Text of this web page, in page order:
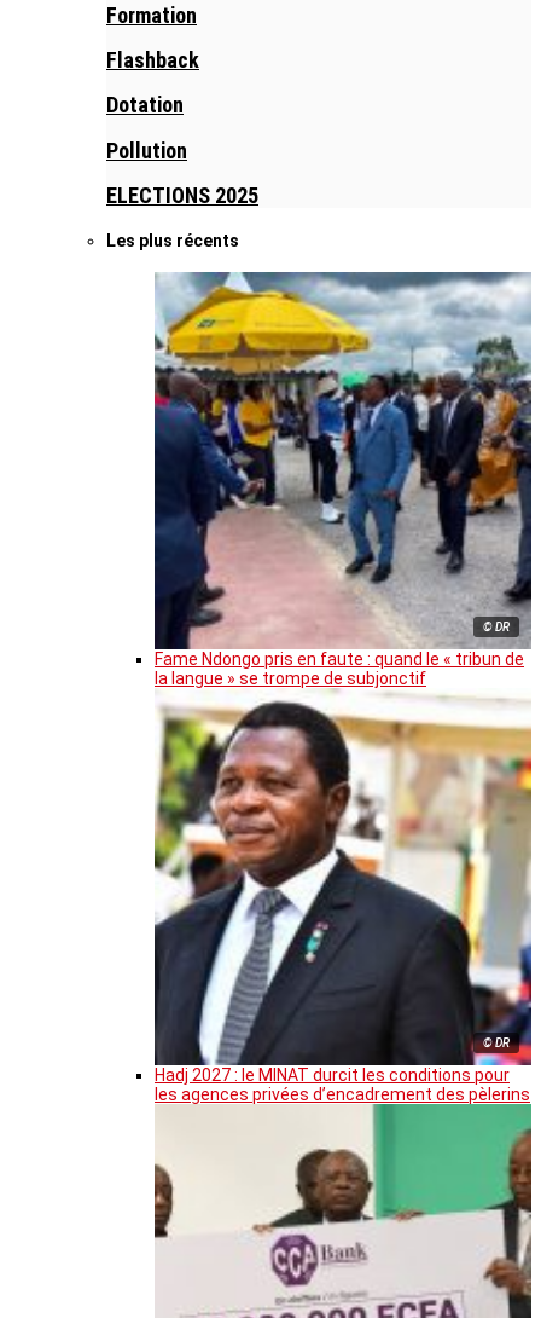
Formation
Flashback
Dotation
Pollution
ELECTIONS 2025
Les plus récents
© DR
Fame Ndongo pris en faute : quand le « tribun de
la langue » se trompe de subjonctif
© DR
Hadj 2027 : le MINAT durcit les conditions pour
les agences privées d’encadrement des pèlerins